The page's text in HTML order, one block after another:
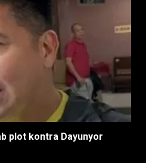
plot kontra Dayunyor